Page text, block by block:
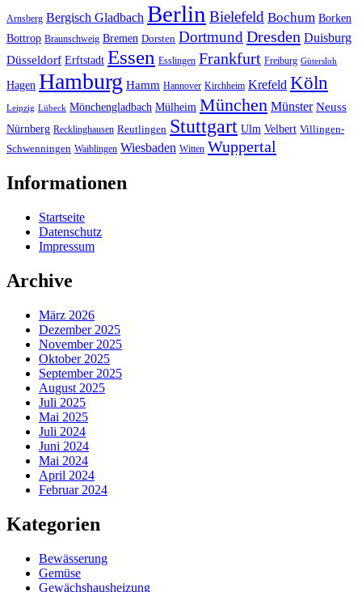
Arnsberg Bergisch Gladbach Berlin Bielefeld Bochum Borken
Bottrop Braunschweig Bremen Dorsten Dortmund Dresden Duisburg
Düsseldorf Erftstadt Essen Esslingen Frankfurt Freiburg Gütersloh
Hagen Hamburg Hamm Hannover Kirchheim Krefeld Köln
Leipzig Lübeck Mönchengladbach Mülheim München Münster Neuss
Nürnberg Recklinghausen Reutlingen Stuttgart Ulm Velbert Villingen-
Schwenningen Waiblingen Wiesbaden Witten Wuppertal
Informationen
Startseite
Datenschutz
Impressum
Archive
März 2026
Dezember 2025
November 2025
Oktober 2025
September 2025
August 2025
Juli 2025
Mai 2025
Juli 2024
Juni 2024
Mai 2024
April 2024
Februar 2024
Kategorien
Bewässerung
Gemüse
Gewächshausheizung